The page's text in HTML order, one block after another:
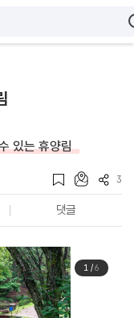
있는 휴양림
3
댓글
1/6